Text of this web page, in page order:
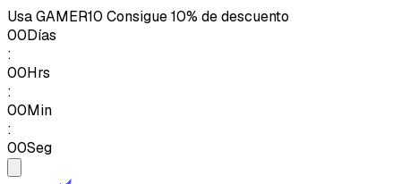
UsaGAMER10 Consigue 10% de descuento
00Días
:
00Hrs
:
00Min
:
00Seg